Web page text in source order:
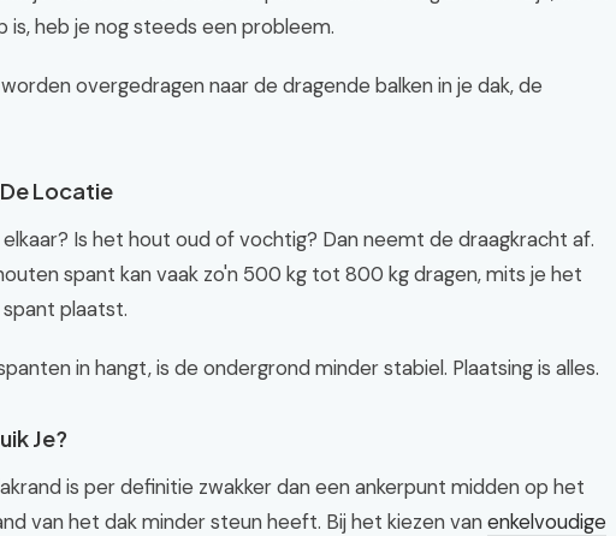
heb je nog steeds een probleem.
overgedragen naar de dragende balken in je dak, de
Locatie
Is het hout oud of vochtig? Dan neemt de draagkracht af.
spant kan vaak zo'n 500 kg tot 800 kg dragen, mits je het
plaatst.
in hangt, is de ondergrond minder stabiel. Plaatsing is alles.
Je?
is per definitie zwakker dan een ankerpunt midden op het
van het dak minder steun heeft. Bij het kiezen vanenkelvoudige